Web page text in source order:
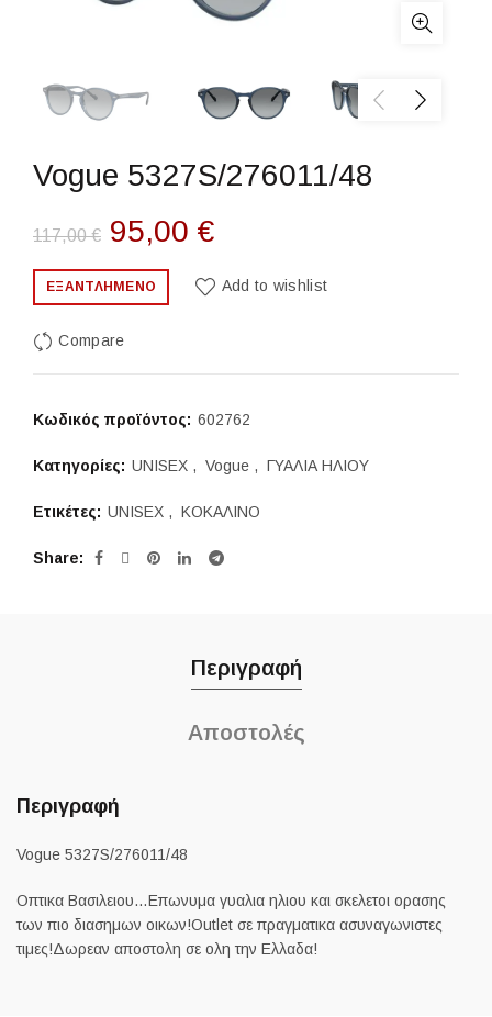
Vogue 5327S/276011/48
117,00€ Original
price
95,00 €Η
τρέχουσα
95,00 €.
ΕΞΑΝΤΛΗΜΈΝΟ Add to wishlist
Compare
Κωδικός προϊόντος: 602762
Κατηγορίες: UNISEX , Vogue , ΓΥΑΛΙΑ ΗΛΙΟΥ
Ετικέτες: UNISEX , ΚΟΚΑΛΙΝΟ
Share
Περιγραφή
Αποστολές
Περιγραφή
Vogue 5327S/276011/48
Οπτικα Βασιλειου…Επωνυμα γυαλια ηλιου και σκελετοι ορασης
των πιο διασημων οικων!Outlet σε πραγματικα ασυναγωνιστες
τιμες!Δωρεαν αποστολη σε ολη την Ελλαδα!